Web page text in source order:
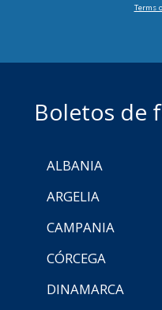
Terms
Boletos de
ALBANIA
ARGELIA
CAMPANIA
CÓRCEGA
DINAMARCA